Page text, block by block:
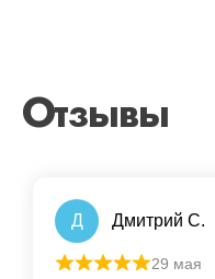
Отзывы
Д Дмитрий С.
29 мая